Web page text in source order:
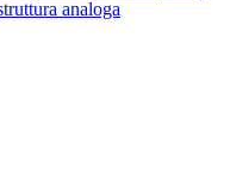
analoga